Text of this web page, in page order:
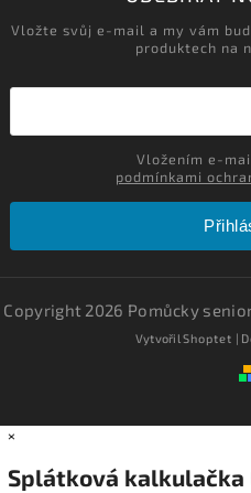
Vložte svůj e-mail a my vám
produktech na
podmínkami
Copyright 2026 Pomůcky
VytvořilShoptet |
×
Splátková kalkulačka